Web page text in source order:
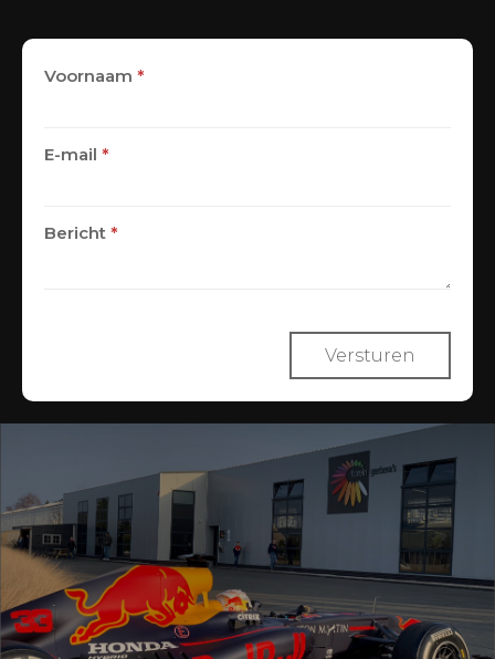
Voornaam *
E-mail *
Bericht *